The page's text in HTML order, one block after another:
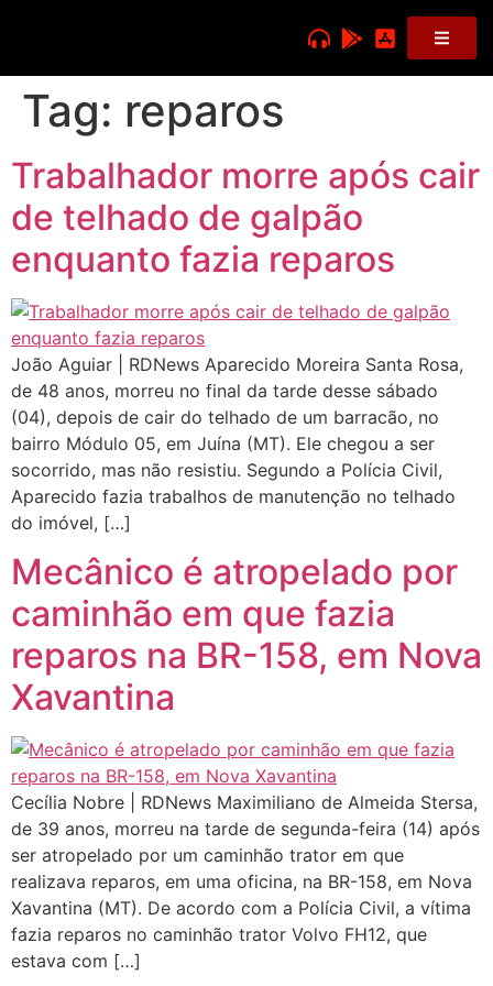
Tag: reparos
Trabalhador morre após cair
de telhado de galpão
enquanto fazia reparos
João Aguiar | RDNews Aparecido Moreira Santa Rosa,
de 48 anos, morreu no final da tarde desse sábado
(04), depois de cair do telhado de um barracão, no
bairro Módulo 05, em Juína (MT). Ele chegou a ser
socorrido, mas não resistiu. Segundo a Polícia Civil,
Aparecido fazia trabalhos de manutenção no telhado
do imóvel, […]
Mecânico é atropelado por
caminhão em que fazia
reparos na BR-158, em Nova
Xavantina
Cecília Nobre | RDNews Maximiliano de Almeida Stersa,
de 39 anos, morreu na tarde de segunda-feira (14) após
ser atropelado por um caminhão trator em que
realizava reparos, em uma oficina, na BR-158, em Nova
Xavantina (MT). De acordo com a Polícia Civil, a vítima
fazia reparos no caminhão trator Volvo FH12, que
estava com […]